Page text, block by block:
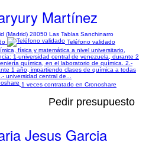
Martínez
(Madrid) 28050 Las Tablas Sanchinarro
Teléfono validado
física y matemática a nivel universitario,
1-universidad central de venezuela, durante 2
química, en el laboratorio de química. 2.-
1 año, impartiendo clases de química a todas
universidad central de...
1 veces contratado en Cronoshare
Pedir presupuesto
Jesus Garcia